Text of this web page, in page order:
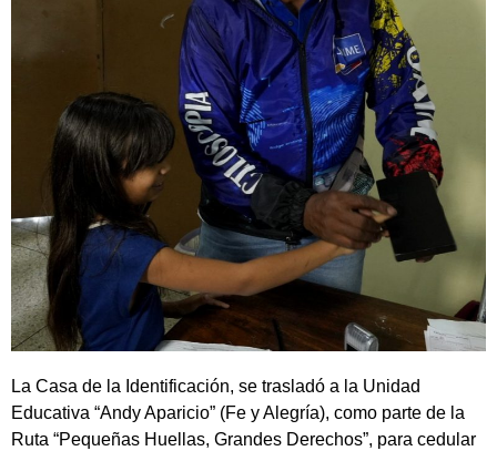
La Casa de la Identificación, se trasladó a la Unidad
Educativa “Andy Aparicio” (Fe y Alegría), como parte de la
Ruta “Pequeñas Huellas, Grandes Derechos”, para cedular